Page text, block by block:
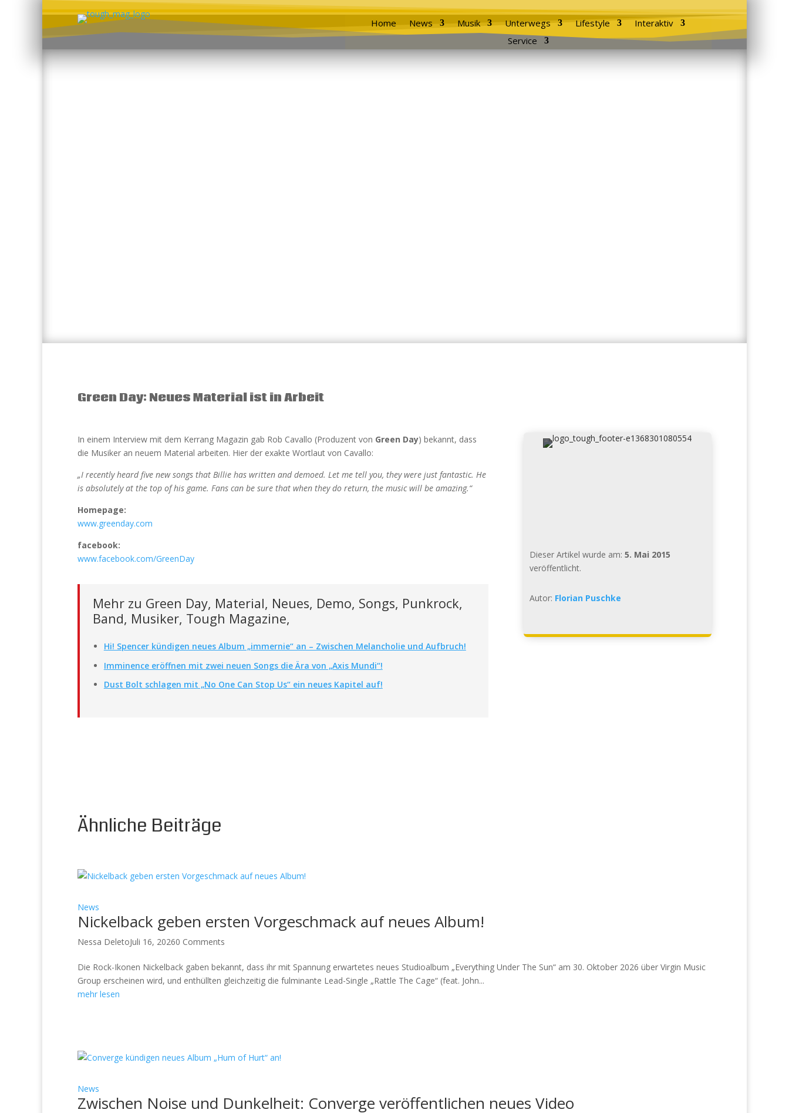
Home News Musik Unterwegs Lifestyle
Interaktiv
Service
Green Day: Neues Material ist in Arbeit
In einem Interview mit dem Kerrang Magazin gab Rob Cavallo (Produzent von Green Day) bekannt, dass
die Musiker an neuem Material arbeiten. Hier der exakte Wortlaut von Cavallo:
„I recently heard five new songs that Billie has written and demoed. Let me tell you, they were just fantastic. He
is absolutely at the top of his game. Fans can be sure that when they do return, the music will be amazing.“
Homepage:
www.greenday.com
facebook:
www.facebook.com/GreenDay
Mehr zu Green Day, Material, Neues, Demo, Songs, Punkrock,
Band, Musiker, Tough Magazine,
Hi! Spencer kündigen neues Album „immernie“ an – Zwischen Melancholie und Aufbruch!
Imminence eröffnen mit zwei neuen Songs die Ära von „Axis Mundi“!
Dust Bolt schlagen mit „No One Can Stop Us“ ein neues Kapitel auf!
Dieser Artikel wurde am: 5. Mai 2015
veröffentlicht.
Autor: Florian Puschke
Ähnliche Beiträge
News
Nickelback geben ersten Vorgeschmack auf neues Album!
Nessa DeletoJuli 16, 20260 Comments
Die Rock-Ikonen Nickelback gaben bekannt, dass ihr mit Spannung erwartetes neues Studioalbum „Everything Under The Sun“ am 30. Oktober 2026 über Virgin Music
Group erscheinen wird, und enthüllten gleichzeitig die fulminante Lead-Single „Rattle The Cage“ (feat. John...
mehr lesen
News
Zwischen Noise und Dunkelheit: Converge veröffentlichen neues Video